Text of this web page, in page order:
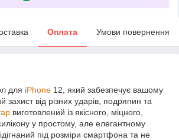
Оплата Умови повернення
для iPhone 12, який забезпечує вашому
захист від різних ударів, подряпин та
виготовлений із якісного, міцного,
у простому, але елегантному
під розміри смартфона та не